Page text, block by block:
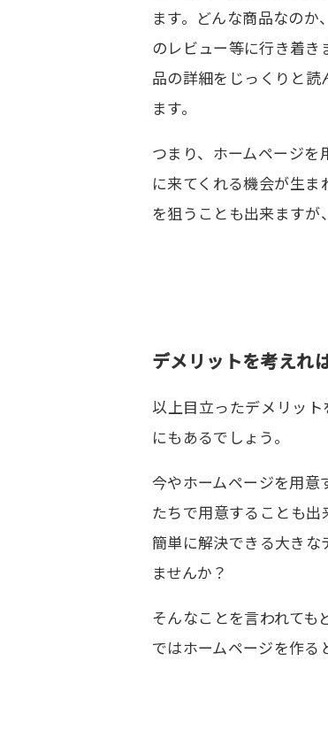
ます。どんな商品なの
のレビュー等に行き着
品の詳細をじっくりと
ます。
つまり、ホームページ
に来てくれる機会が生
を狙うことも出来ますが
デメリットを考えれ
以上目立ったデメリッ
にもあるでしょう。
今やホームページを用
たちで用意することも
簡単に解決できる大きな
ませんか？
そんなことを言われて
ではホームページを作る